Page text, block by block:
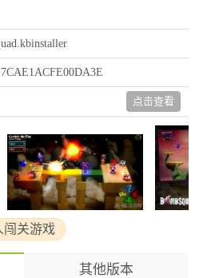
有难度，实属吸引妹纸不可多得的
没来由的爆炸，布娃娃先进面对工厂
疯狂的厨师，等等。
及各种控制器，使所有的朋友可以在
电脑为通过自由'BombSquad远程“应
点击查看
闯关游戏
其他版本